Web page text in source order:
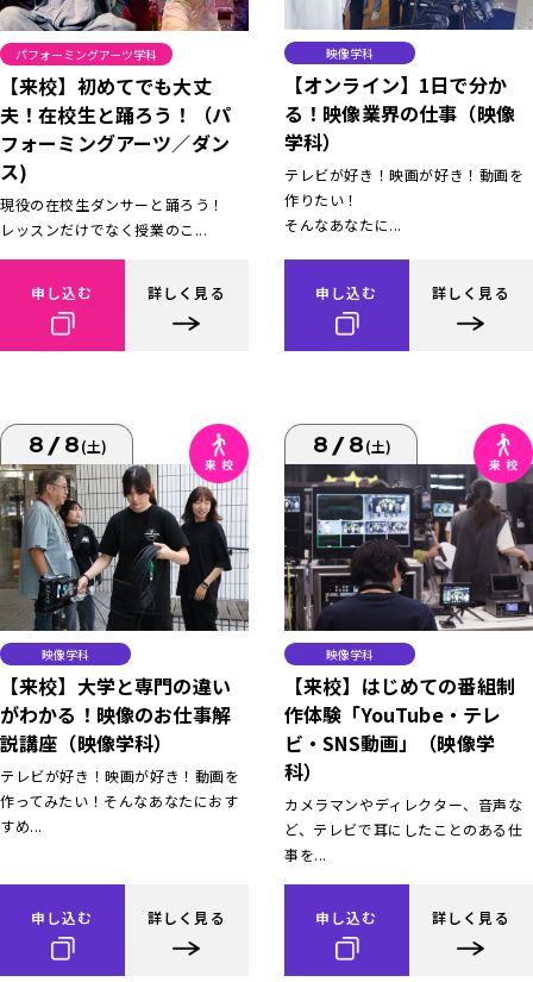
パフォーミングアーツ学科
【来校】初めてでも大丈
夫！在校生と踊ろう！（パ
フォーミングアーツ／ダン
ス)
現役の在校生ダンサーと踊ろう！
レッスンだけでなく授業のこ...
申し込む 詳しく見る
映像学科
【オンライン】1日で分か
る！映像業界の仕事（映像
学科）
テレビが好き！映画が好き！動画を
作りたい！
そんなあなたに...
申し込む 詳しく見る
8/8(土)
映像学科
【来校】大学と専門の違い
がわかる！映像のお仕事解
説講座（映像学科）
テレビが好き！映画が好き！動画を
作ってみたい！そんなあなたにおす
すめ...
申し込む 詳しく見る
8/8(土)
映像学科
【来校】はじめての番組制
作体験「YouTube・テレ
ビ・SNS動画」（映像学
科）
カメラマンやディレクター、音声な
ど、テレビで耳にしたことのある仕
事を...
申し込む 詳しく見る